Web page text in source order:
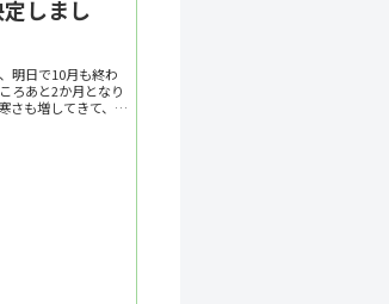
しまし
明日で10月も終わ
ろあと2か月となり
も増してきて、